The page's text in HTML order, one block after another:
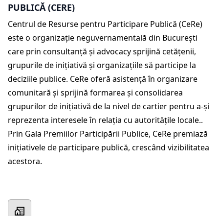
PUBLICĂ (CERE)
Centrul de Resurse pentru Participare Publică (CeRe)
este o organizație neguvernamentală din București
care prin consultanță și advocacy sprijină cetăţenii,
grupurile de iniţiativă şi organizațiile să participe la
deciziile publice. CeRe oferă asistenţă în organizare
comunitară și sprijină formarea și consolidarea
grupurilor de inițiativă de la nivel de cartier pentru a-și
reprezenta interesele în relația cu autoritățile locale..
Prin Gala Premiilor Participării Publice, CeRe premiază
inițiativele de participare publică, crescând vizibilitatea
acestora.